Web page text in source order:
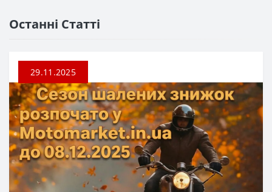
Останні Статті
29.11.2025